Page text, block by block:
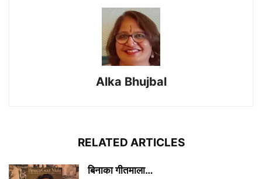
Alka Bhujbal
RELATED ARTICLES
बिनाका गीतमाला…